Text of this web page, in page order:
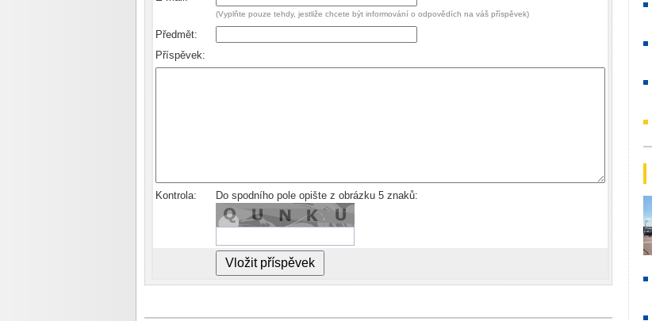
(Vyplňte pouze tehdy, jestliže chcete být informování o odpovědích na váš příspěvek)
Předmět:
Příspěvek:
Kontrola: Do spodního pole opište z obrázku 5 znaků: